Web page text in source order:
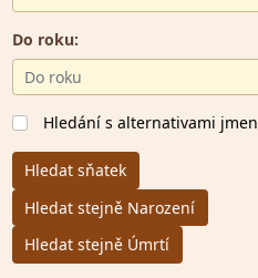
Do roku:
Hledání s alternativami jmen
Hledat sňatek
Hledat stejně Narození
Hledat stejně Úmrtí